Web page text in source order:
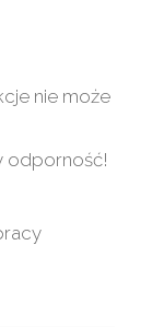
nie może
odporność!